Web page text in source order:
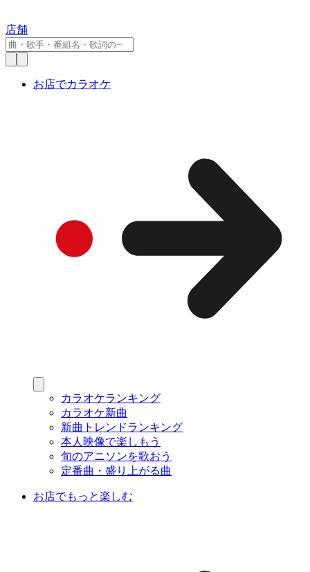
店舗
お店でカラオケ
カラオケランキング
カラオケ新曲
新曲トレンドランキング
本人映像で楽しもう
旬のアニソンを歌おう
定番曲・盛り上がる曲
お店でもっと楽しむ